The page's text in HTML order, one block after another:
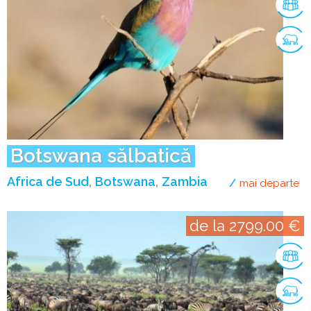
Botswana sălbatică
Africa de Sud Botswana Zambia mai departe
de la 2799.00 €